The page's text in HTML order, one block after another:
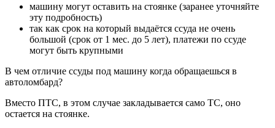
машину могут оставить на стоянке (заранее уточняйте
эту подробность)
так как срок на который выдаётся ссуда не очень
большой (срок от 1 мес. до 5 лет), платежи по ссуде
могут быть крупными
В чем отличие ссуды под машину когда обращаешься в
автоломбард?
Вместо ПТС, в этом случае закладывается само ТС, оно
остается на стоянке.